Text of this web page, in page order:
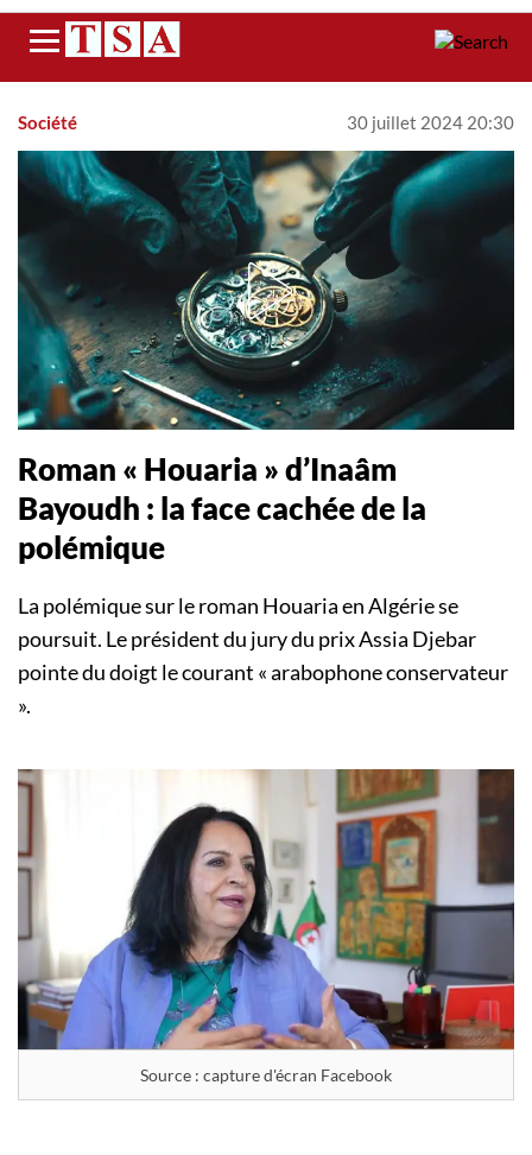
Menu
Société 30 juillet 2024 20:30
Roman « Houaria » d’Inaâm
Bayoudh : la face cachée de la
polémique
La polémique sur le roman Houaria en Algérie se
poursuit. Le président du jury du prix Assia Djebar
pointe du doigt le courant « arabophone conservateur
».
Source : capture d'écran Facebook